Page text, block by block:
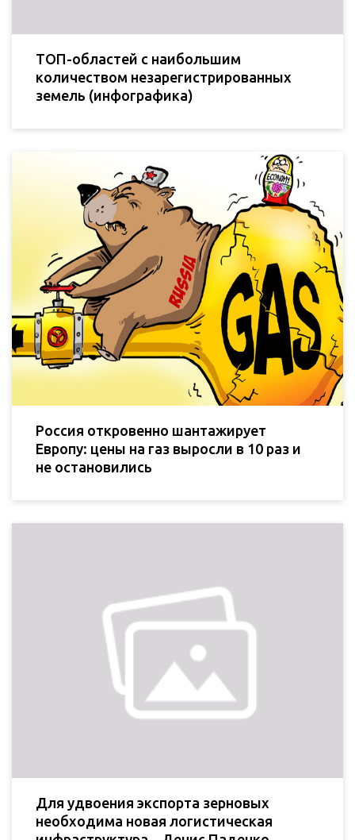
ТОП-областей с наибольшим
количеством незарегистрированных
земель (инфографика)
Россия откровенно шантажирует
Европу: цены на газ выросли в 10 раз и
не остановились
Для удвоения экспорта зерновых
необходима новая логистическая